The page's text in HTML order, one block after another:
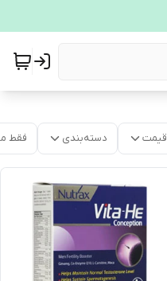
قیمت دسته‌بندی فقط